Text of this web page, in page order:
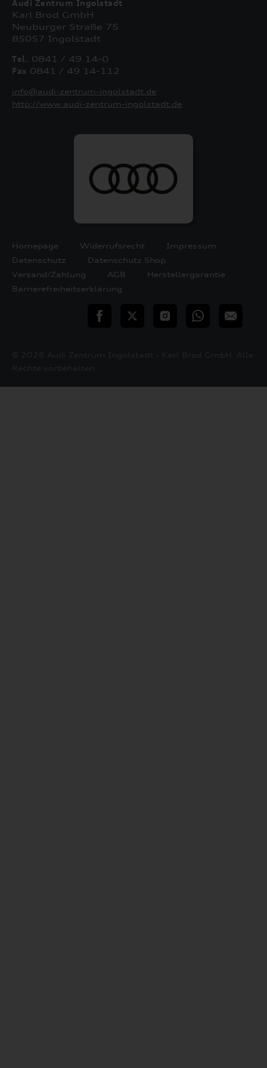
Audi Zentrum Ingolstadt
Karl Brod GmbH
Neuburger Straße 75
85057 Ingolstadt
Tel. 0841 / 49 14-0
Fax 0841 / 49 14-112
info@audi-zentrum-ingolstadt.de
http://www.audi-zentrum-ingolstadt.de
Homepage Widerrufsrecht
Impressum
Datenschutz
Datenschutz Shop
Versand/Zahlung
AGB
Herstellergarantie
Barrierefreiheitserklärung
teilen Twitter InstagramWhatsApp
E-